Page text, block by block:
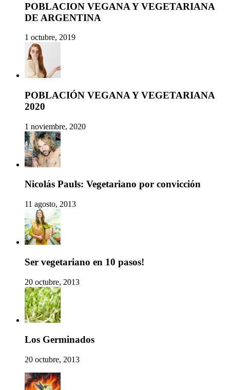
POBLACION VEGANA Y VEGETARIANA
DE ARGENTINA
1 octubre, 2019
POBLACIÓN VEGANA Y VEGETARIANA
2020
1 noviembre, 2020
Nicolás Pauls: Vegetariano por convicción
11 agosto, 2013
Ser vegetariano en 10 pasos!
20 octubre, 2013
Los Germinados
20 octubre, 2013